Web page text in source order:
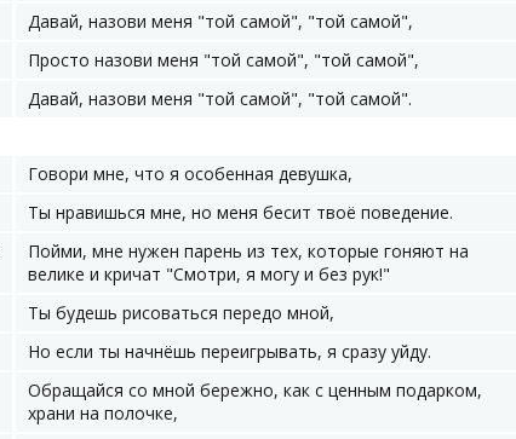
Давай, назови меня "той самой", "той самой",
Просто назови меня "той самой", "той самой",
Давай, назови меня "той самой", "той самой".
Говори мне, что я особенная девушка,
Ты нравишься мне, но меня бесит твоё поведение.
Пойми, мне нужен парень из тех, которые гоняют на
велике и кричат "Смотри, я могу и без рук!"
Ты будешь рисоваться передо мной,
Но если ты начнёшь переигрывать, я сразу уйду.
Обращайся со мной бережно, как с ценным подарком,
храни на полочке,